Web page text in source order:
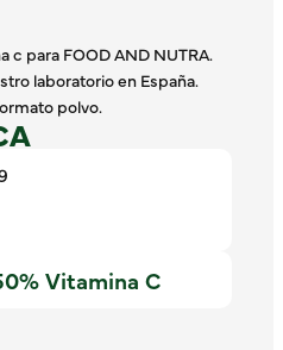
c para FOOD AND NUTRA.
laboratorio en España.
polvo.
Vitamina C